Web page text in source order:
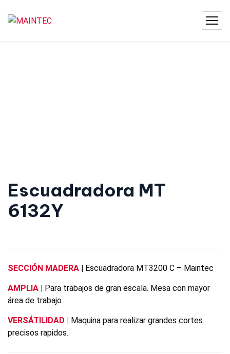
Escuadradora MT
6132Y
SECCIÓN MADERA | Escuadradora MT3200 C – Maintec
AMPLIA | Para trabajos de gran escala. Mesa con mayor
área de trabajo.
VERSÁTILIDAD | Maquina para realizar grandes cortes
precisos rapidos.